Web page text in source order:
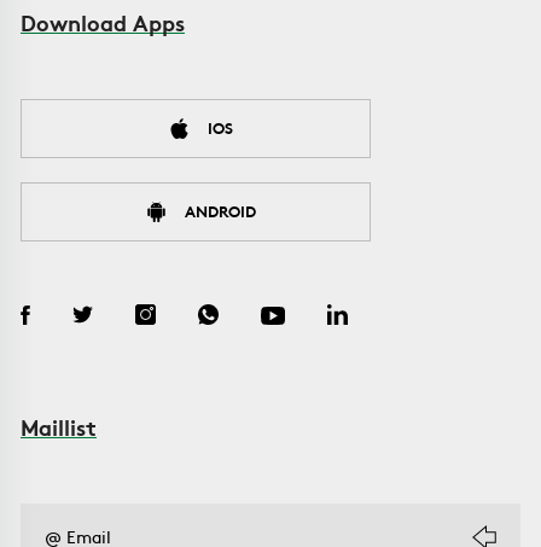
Download Apps
IOS
ANDROID
Maillist